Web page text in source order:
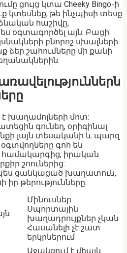
ցույց կտա Cheeky Bingo-ի
կտեսնեք, թե ինչպիսի տեսք
հաշիվը,
օգտագործել այն: Բացի
բնորոշ սխալների
շահումները մի քանի
է խաղամոլների մոտ:
գունեղ, օրիգինալ
լայն տեսականի և պարզ
գոհ են
համակարգից, իրական
շոուներից:
ցանկացած խաղատուն,
իր թերությունները.
Մինուսներ
Սպորտային
խաղադրույքներ չկան
Հասանելի չէ շատ
երկրներում
Աջակցում է միայն